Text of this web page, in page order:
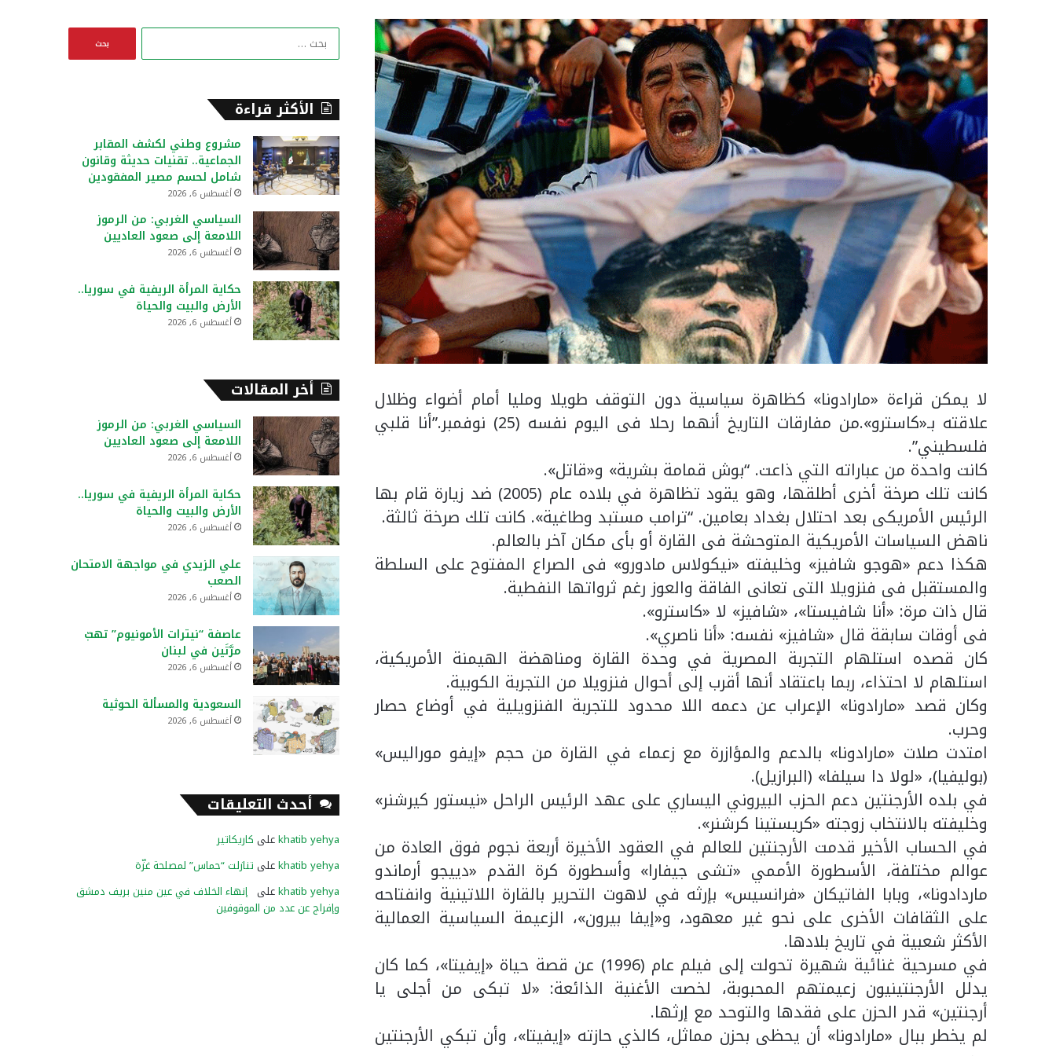
لا يمكن قراءة «مارادونا» كظاهرة سياسية دون التوقف طويلا ومليا أمام أضواء وظلال
علاقته بـ«كاسترو».من مفارقات التاريخ أنهما رحلا فى اليوم نفسه (25) نوفمبر.”أنا قلبي
فلسطيني”.
كانت واحدة من عباراته التي ذاعت. “بوش قمامة بشرية» و«قاتل».
كانت تلك صرخة أخرى أطلقها، وهو يقود تظاهرة في بلاده عام (2005) ضد زيارة قام بها
الرئيس الأمريكى بعد احتلال بغداد بعامين. “ترامب مستبد وطاغية». كانت تلك صرخة ثالثة.
ناهض السياسات الأمريكية المتوحشة فى القارة أو بأى مكان آخر بالعالم.
هكذا دعم «هوجو شافيز» وخليفته «نيكولاس مادورو» فى الصراع المفتوح على السلطة
والمستقبل فى فنزويلا التى تعانى الفاقة والعوز رغم ثرواتها النفطية.
قال ذات مرة: «أنا شافيستا»، «شافيز» لا «كاسترو».
فى أوقات سابقة قال «شافيز» نفسه: «أنا ناصري».
كان قصده استلهام التجربة المصرية في وحدة القارة ومناهضة الهيمنة الأمريكية،
استلهام لا احتذاء، ربما باعتقاد أنها أقرب إلى أحوال فنزويلا من التجربة الكوبية.
وكان قصد «مارادونا» الإعراب عن دعمه اللا محدود للتجربة الفنزويلية في أوضاع حصار
وحرب.
امتدت صلات «مارادونا» بالدعم والمؤازرة مع زعماء في القارة من حجم «إيفو موراليس»
(بوليفيا)، «لولا دا سيلفا» (البرازيل).
في بلده الأرجنتين دعم الحزب البيروني اليساري على عهد الرئيس الراحل «نيستور كيرشنر»
وخليفته بالانتخاب زوجته «كريستينا كرشنر».
في الحساب الأخير قدمت الأرجنتين للعالم في العقود الأخيرة أربعة نجوم فوق العادة من
عوالم مختلفة، الأسطورة الأممي «تشى جيفارا» وأسطورة كرة القدم «دييجو أرماندو
ماردادونا»، وبابا الفاتيكان «فرانسيس» بإرثه في لاهوت التحرير بالقارة اللاتينية وانفتاحه
على الثقافات الأخرى على نحو غير معهود، و«إيفا بيرون»، الزعيمة السياسية العمالية
الأكثر شعبية في تاريخ بلادها.
في مسرحية غنائية شهيرة تحولت إلى فيلم عام (1996) عن قصة حياة «إيفيتا»، كما كان
يدلل الأرجنتينيون زعيمتهم المحبوبة، لخصت الأغنية الذائعة: «لا تبكى من أجلى يا
أرجنتين» قدر الحزن على فقدها والتوحد مع إرثها.
لم يخطر ببال «مارادونا» أن يحظى بحزن مماثل، كالذي حازته «إيفيتا»، وأن تبكي الأرجنتين
ا
ن
:
الأكثر قراءة
مشروع وطني لكشف المقابر
الجماعية.. تقنيات حديثة وقانون
شامل لحسم مصير المفقودين
أغسطس 6, 2026
السياسي الغربي: من الرموز
اللامعة إلى صعود العاديين
أغسطس 6, 2026
حكاية المرأة الريفية في سوريا..
الأرض والبيت والحياة
أغسطس 6, 2026
أخر المقالات
السياسي الغربي: من الرموز
اللامعة إلى صعود العاديين
أغسطس 6, 2026
حكاية المرأة الريفية في سوريا..
الأرض والبيت والحياة
أغسطس 6, 2026
علي الزيدي في مواجهة الامتحان
الصعب
أغسطس 6, 2026
عاصفة “نيترات الأمونيوم” تهبّ
مرَّتَين في لبنان
أغسطس 6, 2026
السعودية والمسألة الحوثية
أغسطس 6, 2026
أحدث التعليقات
khatib yehyaعلى كاريكاتير
khatib yehyaعلى تنازلت “حماس” لمصلحة غزّة
khatib yehyaعلى إنهاء الخلاف في عين منين بريف دمشق
وإفراج عن عدد من الموقوفين